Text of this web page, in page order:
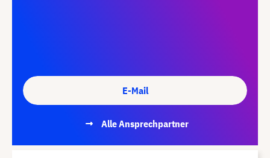
E-Mail
Alle Ansprechpartner